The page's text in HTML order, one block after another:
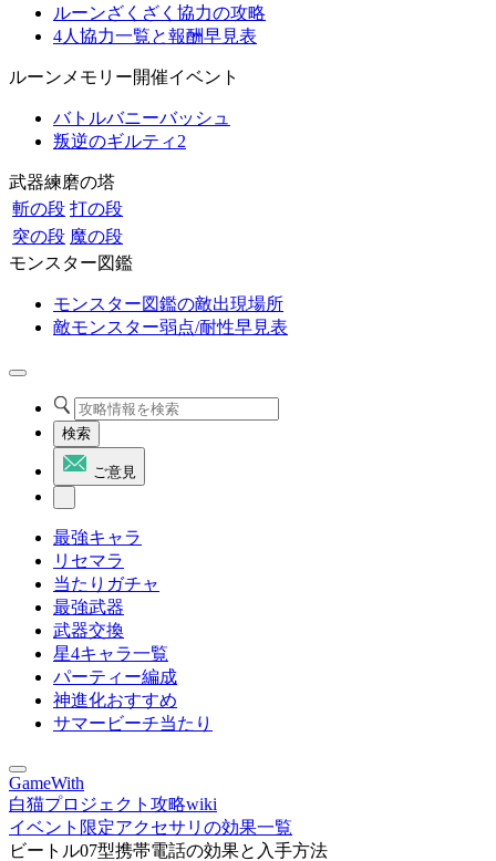
ルーンざくざく協力の攻略
4人協力一覧と報酬早見表
ルーンメモリー開催イベント
バトルバニーバッシュ
叛逆のギルティ2
武器練磨の塔
斬の段 打の段
突の段 魔の段
モンスター図鑑
モンスター図鑑の敵出現場所
敵モンスター弱点/耐性早見表
検索
ご意見
最強キャラ
リセマラ
当たりガチャ
最強武器
武器交換
星4キャラ一覧
パーティー編成
神進化おすすめ
サマービーチ当たり
GameWith
白猫プロジェクト攻略wiki
イベント限定アクセサリの効果一覧
ビートル07型携帯電話の効果と入手方法